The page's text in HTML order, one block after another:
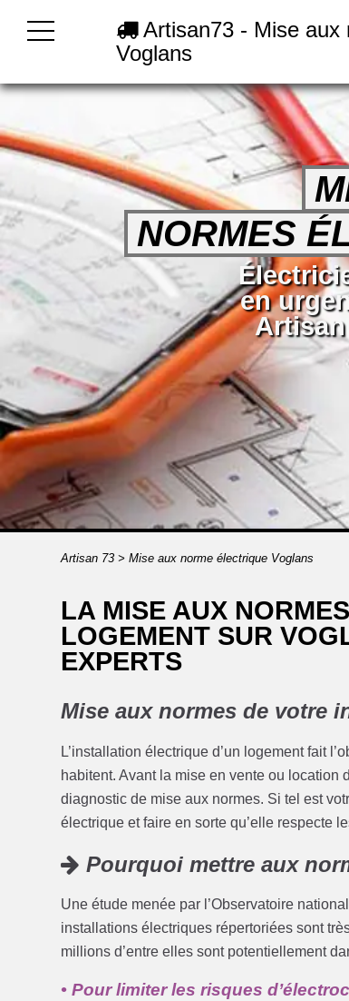
Artisan73 - Mise aux
Voglans
NORMES
en
Artisan 73> Mise aux norme électrique Voglans
LA MISE AUX
LOGEMENT SUR
EXPERTS
Mise aux normes de votre
L’installation électrique d’un logement fait
habitent. Avant la mise en vente ou location
diagnostic de mise aux normes. Si tel est
électrique et faire en sorte qu’elle respecte
Pourquoi mettre aux
Une étude menée par l’Observatoire
installations électriques répertoriées sont
millions d’entre elles sont potentiellement
• Pour limiter les risques